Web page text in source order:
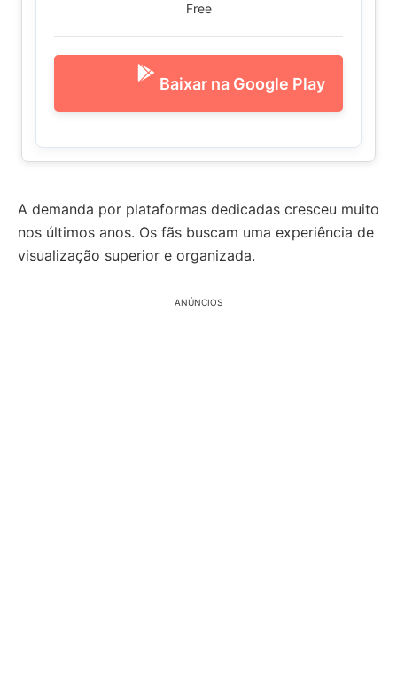
Free
Baixar na Google Play
A demanda por plataformas dedicadas cresceu muito
nos últimos anos. Os fãs buscam uma experiência de
visualização superior e organizada.
ANÚNCIOS